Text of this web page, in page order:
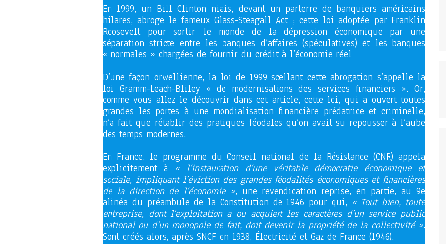
En 1999, un Bill Clinton niais, devant un parterre de banquiers américains
hilares, abroge le fameux Glass-Steagall Act ; cette loi adoptée par Franklin
Roosevelt pour sortir le monde de la dépression économique par une
séparation stricte entre les banques d’affaires (spéculatives) et les banques
« normales » chargées de fournir du crédit à l’économie réel
D’une façon orwellienne, la loi de 1999 scellant cette abrogation s’appelle la
loi Gramm-Leach-Bliley « de modernisations des services financiers ». Or,
comme vous allez le découvrir dans cet article, cette loi, qui a ouvert toutes
grandes les portes à une mondialisation financière prédatrice et criminelle,
n’a fait que rétablir des pratiques féodales qu’on avait su repousser à l’aube
des temps modernes.
En France, le programme du Conseil national de la Résistance (CNR) appela
explicitement à « l’instauration d’une véritable démocratie économique et
sociale, impliquant l’éviction des grandes féodalités économiques et financières
de la direction de l’économie », une revendication reprise, en partie, au 9e
alinéa du préambule de la Constitution de 1946 pour qui, « Tout bien, toute
entreprise, dont l’exploitation a ou acquiert les caractères d’un service public
national ou d’un monopole de fait, doit devenir la propriété de la collectivité ».
Sont créés alors, après SNCF en 1938, Électricité et Gaz de France (1946).